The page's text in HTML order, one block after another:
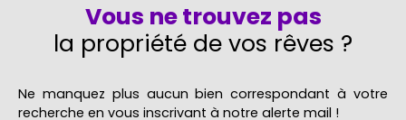
Vous ne trouvez pas
la propriété de vos rêves ?
Ne manquez plus aucun bien correspondant à votre
recherche en vous inscrivant à notre alerte mail !